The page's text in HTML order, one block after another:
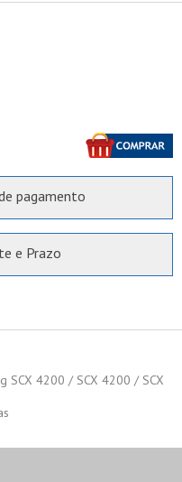
pagamento
e Prazo
SCX 4200 / SCX 4200 / SCX